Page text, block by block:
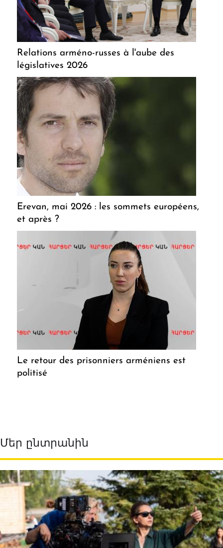
Relations arméno-russes à l'aube des
législatives 2026
Erevan, mai 2026 : les sommets européens,
et après ?
Le retour des prisonniers arméniens est
politisé
Մեր ընտրանին